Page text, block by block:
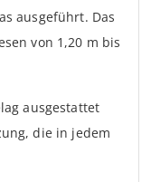
ausgeführt. Das
von 1,20 m bis
ausgestattet
die in jedem